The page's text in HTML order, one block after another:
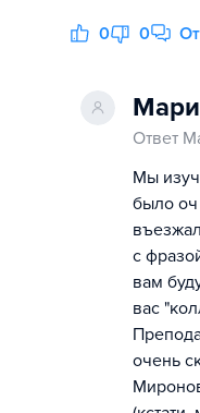
0 0
Ответ
Мы
было
с
вам
вас
очень